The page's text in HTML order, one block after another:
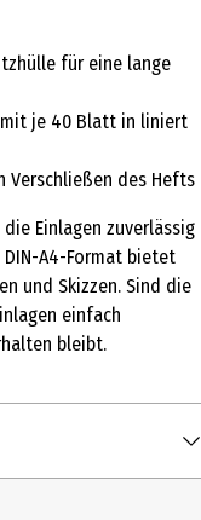
für eine lange
mit je 40 Blatt in liniert
Verschließen des Hefts
Einlagen zuverlässig
A4-Format bietet
und Skizzen. Sind die
einfach
bleibt.